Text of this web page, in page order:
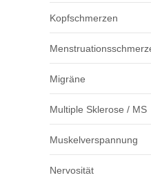
Kopfschmerzen
Migräne
Multiple Sklerose / MS
Muskelverspannung
Nervosität